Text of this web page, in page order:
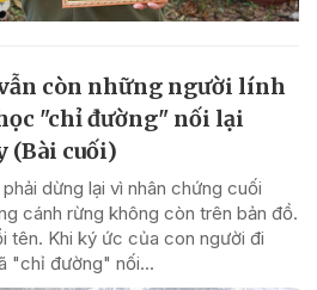
còn những người lính
"chỉ đường" nối lại
(Bài cuối)
dừng lại vì nhân chứng cuối
cánh rừng không còn trên bản đồ.
tên. Khi ký ức của con người đi
"chỉ đường" nối...